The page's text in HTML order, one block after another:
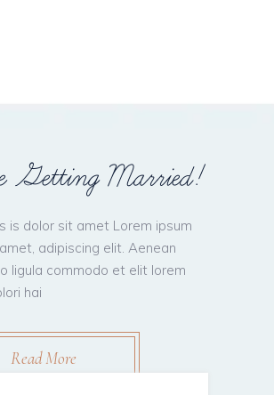
Getting Married!
is dolor sit amet Lorem ipsum
adipiscing elit. Aenean
ligula commodo et elit lorem
hai
Read More